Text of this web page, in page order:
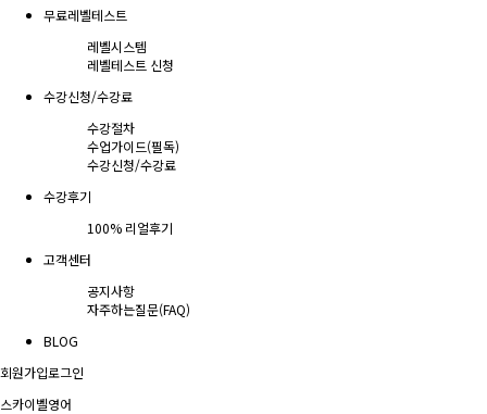
무료레벨테스트
레벨시스템
레벨테스트 신청
수강신청/수강료
수강절차
수업가이드(필독)
수강신청/수강료
수강후기
100% 리얼후기
고객센터
공지사항
자주하는질문(FAQ)
BLOG
회원가입로그인
스카이벨영어